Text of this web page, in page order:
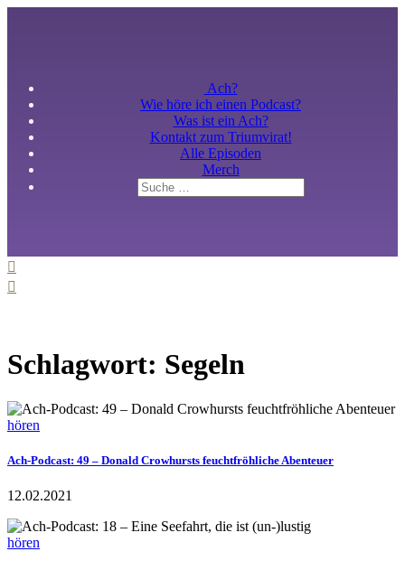
Ach?
Wie höre ich einen Podcast?
Was ist ein Ach?
Kontakt zum Triumvirat!
Alle Episoden
Merch
Schlagwort: Segeln
hören
Ach-Podcast: 49 – Donald Crowhursts feuchtfröhliche Abenteuer
12.02.2021
hören